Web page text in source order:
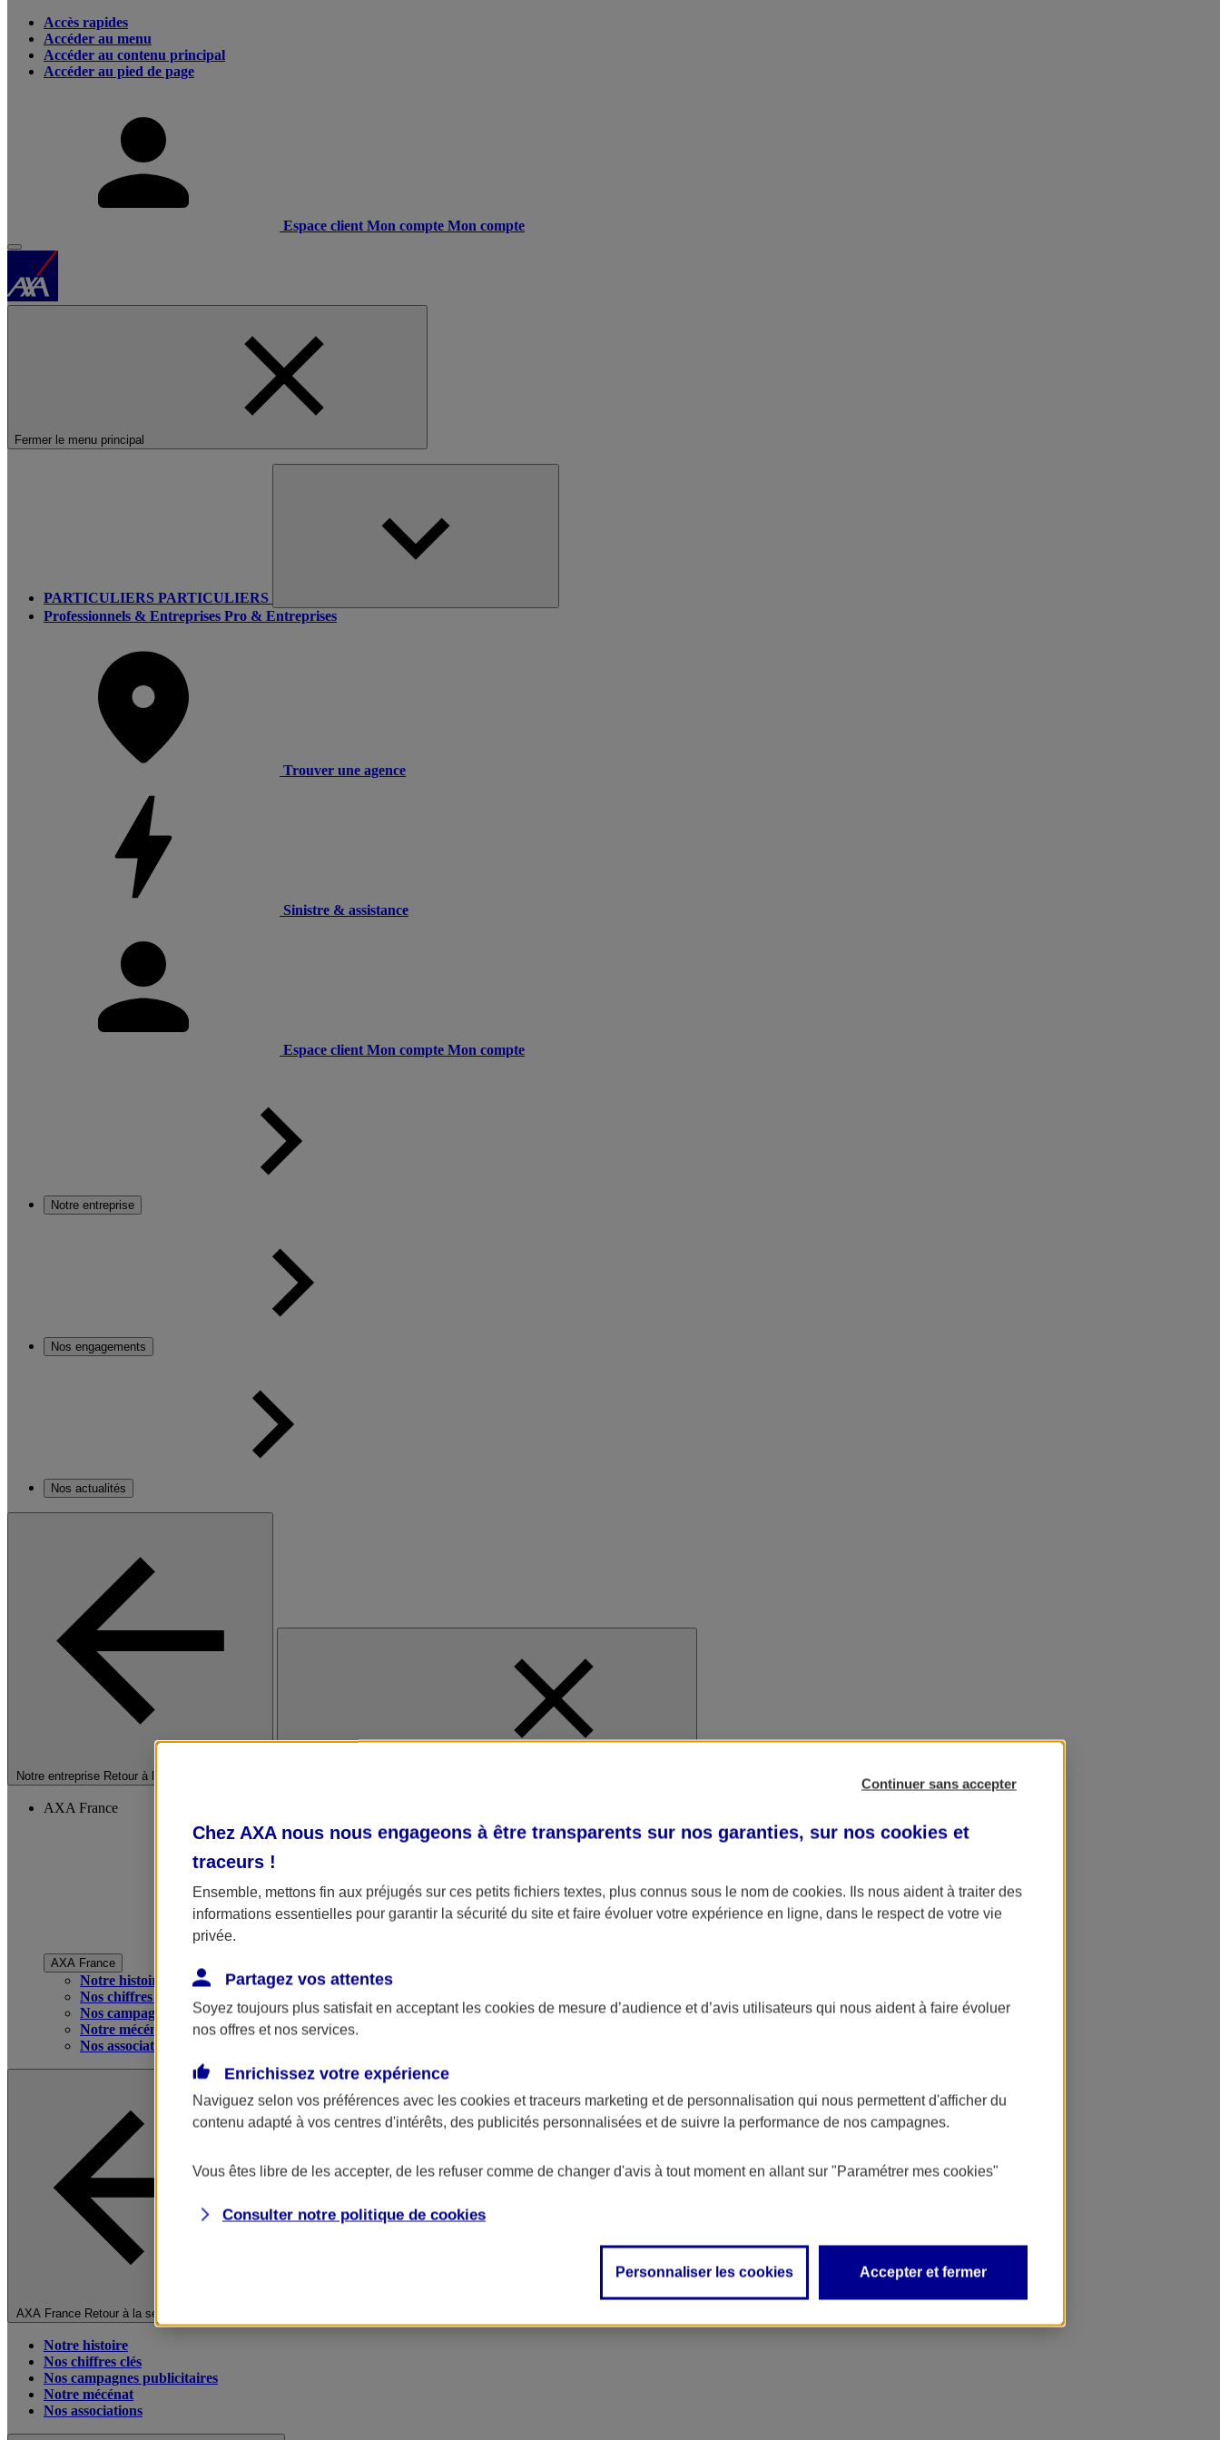
Accès rapides
Accéder au menu
Accéder au contenu principal
Accéder au pied de page
Espace client Mon compte Mon compte
Fermer le menu principal
PARTICULIERS PARTICULIERS
Professionnels & Entreprises Pro & Entreprises
Trouver une agence
Sinistre & assistance
Espace client Mon compte Mon compte
Notre entreprise
Nos engagements
Nos actualités
Notre entreprise Retour à la section précédente
AXA France
AXA France
Notre histoire
Nos chiffres clés
Nos campagnes publicitaires
Notre mécénat
Nos associations
AXA France Retour à la section précédente
Notre histoire
Nos chiffres clés
Nos campagnes publicitaires
Notre mécénat
Nos associations
Continuer sans accepter
Chez AXA nous nous engageons à être transparents sur nos garanties, sur nos cookies et
traceurs !
Ensemble, mettons fin aux préjugés sur ces petits fichiers textes, plus connus sous le nom de cookies. Ils nous aident à traiter des
informations essentielles pour garantir la sécurité du site et faire évoluer votre expérience en ligne, dans le respect de votre vie
privée.
Partagez vos attentes
Soyez toujours plus satisfait en acceptant les cookies de mesure d’audience et d’avis utilisateurs qui nous aident à faire évoluer
nos offres et nos services.
Enrichissez votre expérience
Naviguez selon vos préférences avec les cookies et traceurs marketing et de personnalisation qui nous permettent d'afficher du
contenu adapté à vos centres d'intérêts, des publicités personnalisées et de suivre la performance de nos campagnes.
Vous êtes libre de les accepter, de les refuser comme de changer d'avis à tout moment en allant sur "Paramétrer mes cookies"
Consulter notre politique de cookies
Personnaliser les cookies Accepter et fermer